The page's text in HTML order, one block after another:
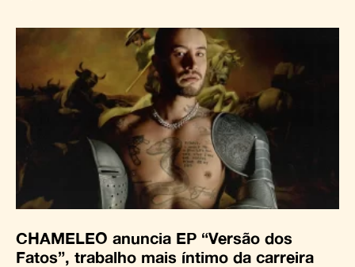
CHAMELEO anuncia EP “Versão dos
Fatos”, trabalho mais íntimo da carreira